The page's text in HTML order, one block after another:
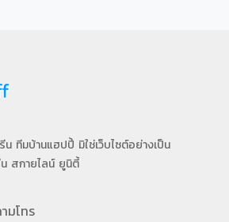
ทีมบ้านแฮปปี้ มิใช่เว็บไซต์อย่างเป็น
สกายไลน์ ยูนิตี้
มโทร